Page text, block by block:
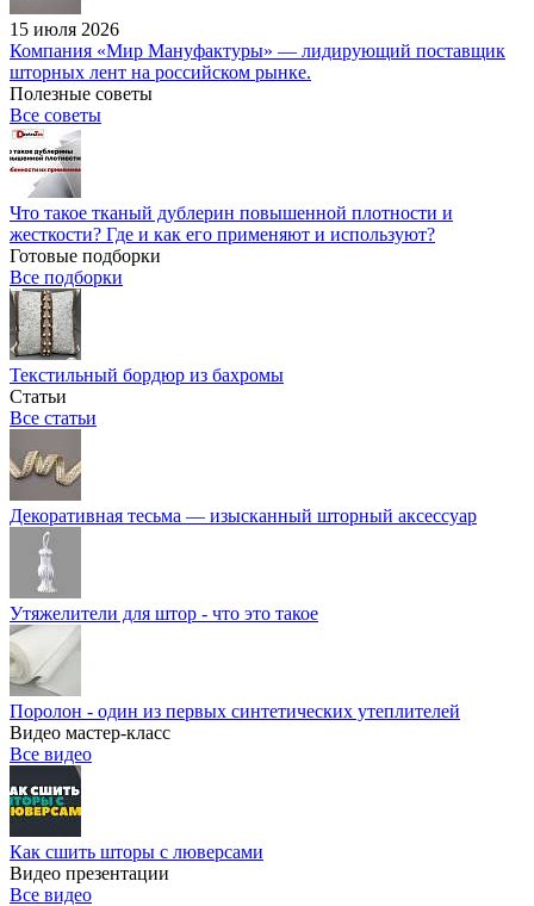
15 июля 2026
Компания «Мир Мануфактуры» — лидирующий поставщик
шторных лент на российском рынке.
Полезные советы
Все советы
Что такое тканый дублерин повышенной плотности и
жесткости? Где и как его применяют и используют?
Готовые подборки
Все подборки
Текстильный бордюр из бахромы
Статьи
Все статьи
Декоративная тесьма — изысканный шторный аксессуар
Утяжелители для штор - что это такое
Поролон - один из первых синтетических утеплителей
Видео мастер-класс
Все видео
Как сшить шторы с люверсами
Видео презентации
Все видео